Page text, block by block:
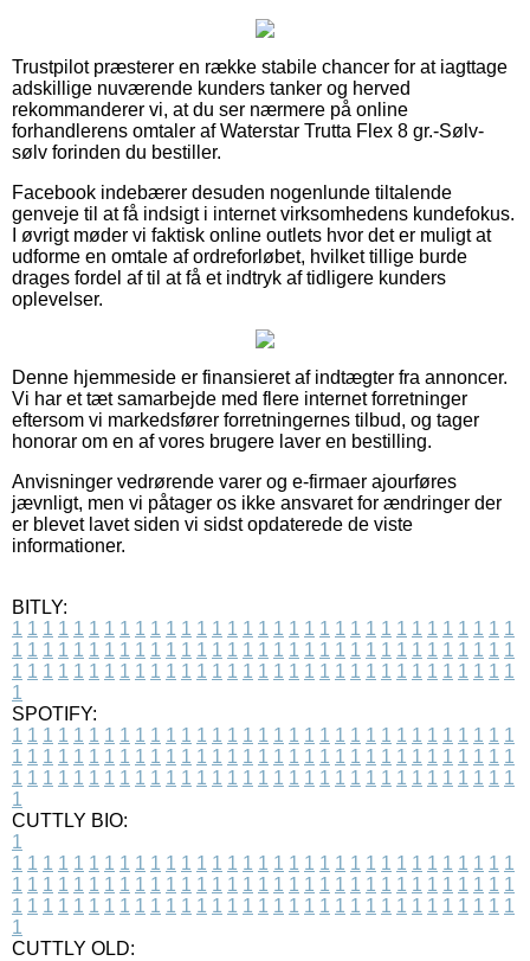
Trustpilot præsterer en række stabile chancer for at iagttage
adskillige nuværende kunders tanker og herved
rekommanderer vi, at du ser nærmere på online
forhandlerens omtaler af Waterstar Trutta Flex 8 gr.-Sølv-
sølv forinden du bestiller.
Facebook indebærer desuden nogenlunde tiltalende
genveje til at få indsigt i internet virksomhedens kundefokus.
I øvrigt møder vi faktisk online outlets hvor det er muligt at
udforme en omtale af ordreforløbet, hvilket tillige burde
drages fordel af til at få et indtryk af tidligere kunders
oplevelser.
Denne hjemmeside er finansieret af indtægter fra annoncer.
Vi har et tæt samarbejde med flere internet forretninger
eftersom vi markedsfører forretningernes tilbud, og tager
honorar om en af vores brugere laver en bestilling.
Anvisninger vedrørende varer og e-firmaer ajourføres
jævnligt, men vi påtager os ikke ansvaret for ændringer der
er blevet lavet siden vi sidst opdaterede de viste
informationer.
BITLY:
1 1 1 1 1 1 1 1 1 1 1 1 1 1 1 1 1 1 1 1 1 1 1 1 1 1 1 1 1 1 1 1 1
1 1 1 1 1 1 1 1 1 1 1 1 1 1 1 1 1 1 1 1 1 1 1 1 1 1 1 1 1 1 1 1 1
1 1 1 1 1 1 1 1 1 1 1 1 1 1 1 1 1 1 1 1 1 1 1 1 1 1 1 1 1 1 1 1 1
1
SPOTIFY:
1 1 1 1 1 1 1 1 1 1 1 1 1 1 1 1 1 1 1 1 1 1 1 1 1 1 1 1 1 1 1 1 1
1 1 1 1 1 1 1 1 1 1 1 1 1 1 1 1 1 1 1 1 1 1 1 1 1 1 1 1 1 1 1 1 1
1 1 1 1 1 1 1 1 1 1 1 1 1 1 1 1 1 1 1 1 1 1 1 1 1 1 1 1 1 1 1 1 1
1
CUTTLY BIO:
1
1 1 1 1 1 1 1 1 1 1 1 1 1 1 1 1 1 1 1 1 1 1 1 1 1 1 1 1 1 1 1 1 1
1 1 1 1 1 1 1 1 1 1 1 1 1 1 1 1 1 1 1 1 1 1 1 1 1 1 1 1 1 1 1 1 1
1 1 1 1 1 1 1 1 1 1 1 1 1 1 1 1 1 1 1 1 1 1 1 1 1 1 1 1 1 1 1 1 1
1
CUTTLY OLD: